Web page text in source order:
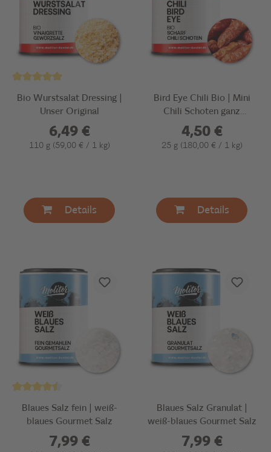
Bio Wurstsalat Dressing |
Unser Original
6,49 €
110 g (59,00 € / 1 kg)
Details
Bird Eye Chili Bio | Mini
Chili Schoten ganz
getrocknet
4,50 €
25 g (180,00 € / 1 kg)
Details
Blaues Salz fein | weiß-
blaues Gourmet Salz
7,99 €
Blaues Salz Granulat |
weiß-blaues Gourmet Salz
7,99 €